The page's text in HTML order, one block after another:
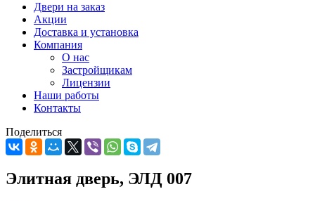
Двери на заказ
Акции
Доставка и установка
Компания
О нас
Застройщикам
Лицензии
Наши работы
Контакты
Поделиться
Элитная дверь, ЭЛД 007